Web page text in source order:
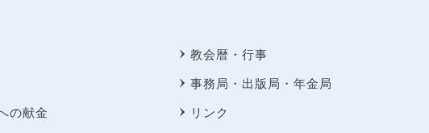
の献金
教会暦・行事
事務局・出版局・年金局
リンク